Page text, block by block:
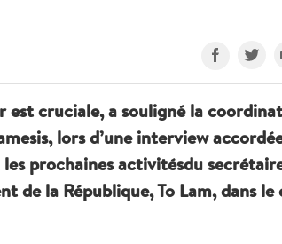
est cruciale, a souligné la
lors d’une interview
prochaines activitésdu
de la République, To Lam, dans le